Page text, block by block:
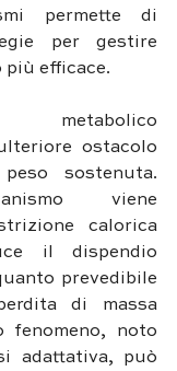
permette di
per gestire
più efficace.
metabolico
ostacolo
sostenuta.
viene
calorica
il dispendio
prevedibile
di massa
fenomeno, noto
adattativa, può